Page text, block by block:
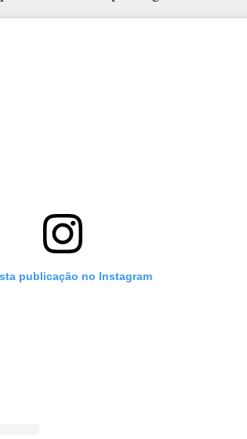
publicação no Instagram